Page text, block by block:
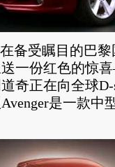
受瞩目的巴黎
一份红色的惊
奇正在向全球
是一款中